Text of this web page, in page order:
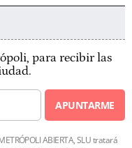
para recibir las
APUNTARME
ABIERTA, SLU tratará